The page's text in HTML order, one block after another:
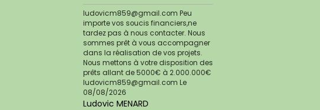
ludovicm859@gmail.com Peu
importe vos soucis financiers,ne
tardez pas à nous contacter. Nous
sommes prêt à vous accompagner
dans la réalisation de vos projets.
Nous mettons à votre disposition des
prêts allant de 5000€ à 2.000.000€
ludovicm859@gmail.com Le
08/08/2026
Ludovic MENARD